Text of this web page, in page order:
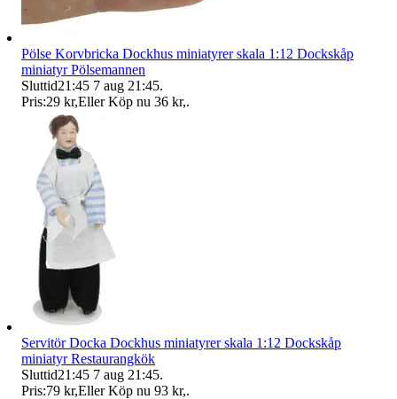
Pölse Korvbricka Dockhus miniatyrer skala 1:12 Dockskåp
miniatyr Pölsemannen
Sluttid21:45 7 aug 21:45.
Pris:29 kr,Eller Köp nu 36 kr,.
Servitör Docka Dockhus miniatyrer skala 1:12 Dockskåp
miniatyr Restaurangkök
Sluttid21:45 7 aug 21:45.
Pris:79 kr,Eller Köp nu 93 kr,.